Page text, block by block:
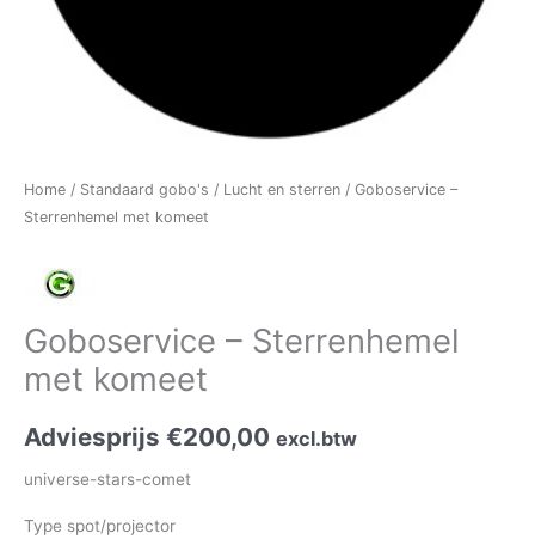
Home / Standaard gobo's / Lucht en sterren / Goboservice –
Sterrenhemel met komeet
Goboservice – Sterrenhemel
met komeet
Adviesprijs €200,00 excl.btw
universe-stars-comet
Type spot/projector